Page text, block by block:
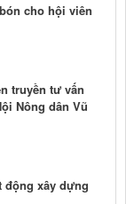
cho hội viên
truyền tư vấn
Nông dân Vũ
động xây dựng